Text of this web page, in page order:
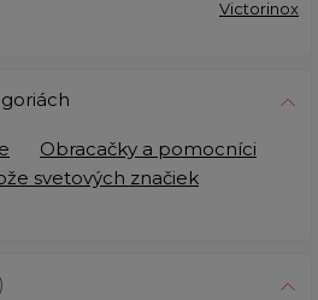
Victorinox
Obracačky a pomocníci
svetových značiek